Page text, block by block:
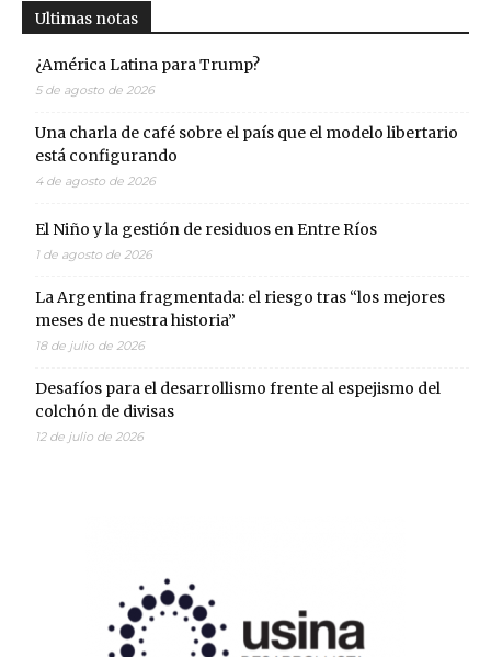
Ultimas notas
¿América Latina para Trump?
5 de agosto de 2026
Una charla de café sobre el país que el modelo libertario
está configurando
4 de agosto de 2026
El Niño y la gestión de residuos en Entre Ríos
1 de agosto de 2026
La Argentina fragmentada: el riesgo tras “los mejores
meses de nuestra historia”
18 de julio de 2026
Desafíos para el desarrollismo frente al espejismo del
colchón de divisas
12 de julio de 2026